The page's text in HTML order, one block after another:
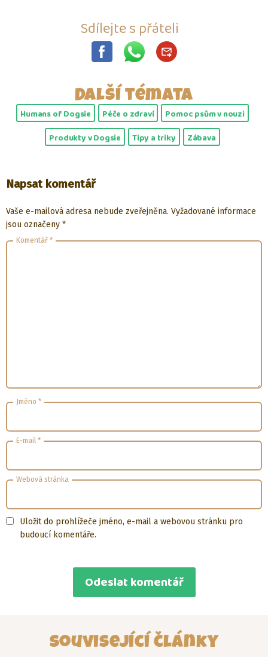
Sdílejte s přáteli
Další témata
Humans of Dogsie Péče o zdraví
Pomoc psům v nouzi
Produkty v Dogsie
Tipy a triky Zábava
Napsat komentář
Vaše e-mailová adresa nebude zveřejněna. Vyžadované informace
jsou označeny *
Komentář *
Jméno *
E-mail *
Webová stránka
Uložit do prohlížeče jméno, e-mail a webovou stránku pro
budoucí komentáře.
Související články